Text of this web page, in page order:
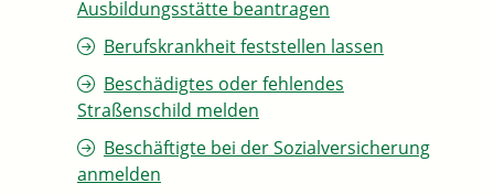
Ausbildungsstätte beantragen
Berufskrankheit feststellen lassen
Beschädigtes oder fehlendes
Straßenschild melden
Beschäftigte bei der Sozialversicherung
anmelden